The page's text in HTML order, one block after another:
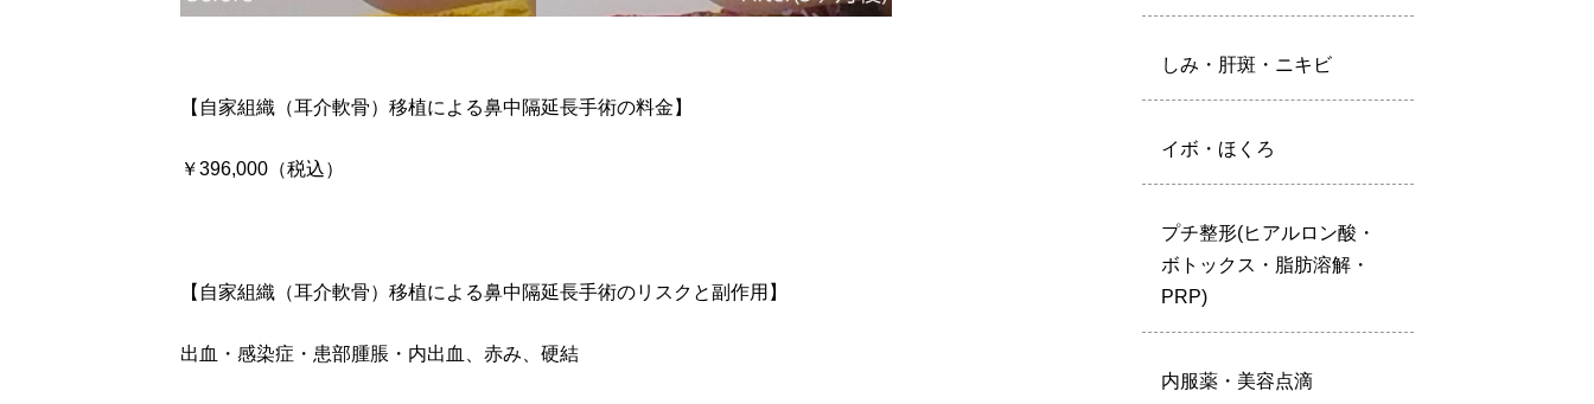
【自家組織（耳介軟骨）移植による鼻中隔延長手術の料金】
￥396,000（税込）
【自家組織（耳介軟骨）移植による鼻中隔延長手術のリスクと副作用】
出血・感染症・患部腫脹・内出血、赤み、硬結
しみ・肝斑・ニキビ
イボ・ほくろ
プチ整形(ヒアルロン酸・
ボトックス・脂肪溶解・
PRP)
内服薬・美容点滴